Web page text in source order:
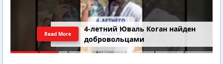
4-летний Юваль Коган найден
добровольцами
Read More